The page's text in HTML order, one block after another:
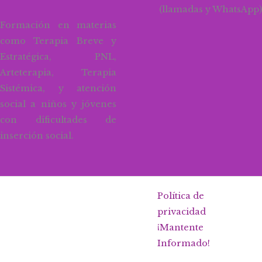
Formación en materias
como Terapia Breve y
Estratégica, PNL,
Arteterapia, Terapia
Sistémica, y atención
social a niños y jóvenes
con dificultades de
inserción social.
(llamadas y WhatsApp)
Política de
privacidad
¡Mantente
Informado!